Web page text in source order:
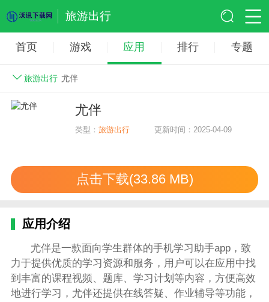
旅游出行
首页 游戏 应用 排行 专题
旅游出行 尤伴
尤伴
类型：旅游出行 更新时间：2025-04-09
点击下载(33.86 MB)
应用介绍
尤伴是一款面向学生群体的手机学习助手app，致
力于提供优质的学习资源和服务，用户可以在应用中找
到丰富的课程视频、题库、学习计划等内容，方便高效
地进行学习，尤伴还提供在线答疑、作业辅导等功能，